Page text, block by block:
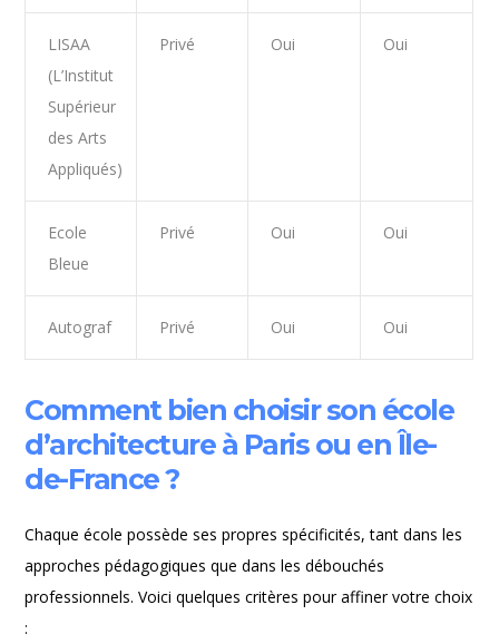
LISAA
(L’Institut
Supérieur
des Arts
Appliqués)
Privé Oui Oui
Ecole
Bleue
Privé Oui Oui
Autograf Privé Oui Oui
Comment bien choisir son école
d’architecture à Paris ou en Île-
de-France ?
Chaque école possède ses propres spécificités, tant dans les
approches pédagogiques que dans les débouchés
professionnels. Voici quelques critères pour affiner votre choix
: